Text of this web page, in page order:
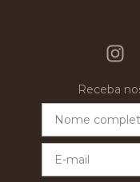
Receba